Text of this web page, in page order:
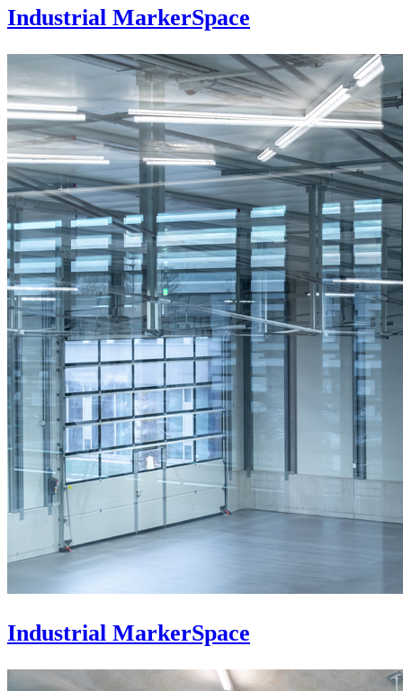
Industrial MarkerSpace
Industrial MarkerSpace